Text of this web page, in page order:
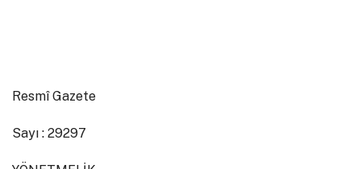
Resmî Gazete
Sayı : 29297